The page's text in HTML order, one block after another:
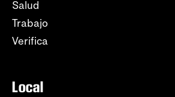
Salud
Trabajo
Verifica
Local